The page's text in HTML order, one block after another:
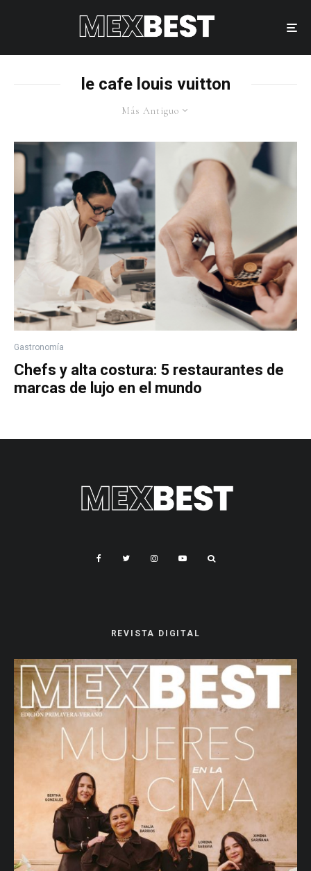
le cafe louis vuitton
Más Antiguo
Gastronomía
Chefs y alta costura: 5 restaurantes de
marcas de lujo en el mundo
REVISTA DIGITAL